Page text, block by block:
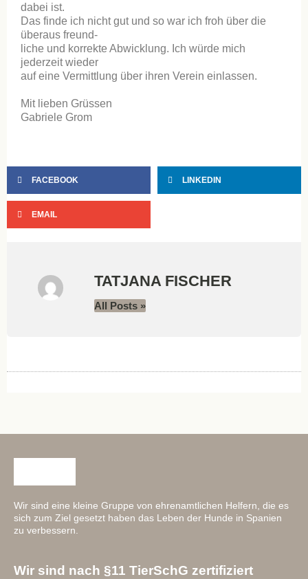
dabei ist.
Das finde ich nicht gut und so war ich froh über die
überaus freund-
liche und korrekte Abwicklung. Ich würde mich
jederzeit wieder
auf eine Vermittlung über ihren Verein einlassen.
Mit lieben Grüssen
Gabriele Grom
FACEBOOK LINKEDIN
EMAIL
TATJANA FISCHER
All Posts »
Wir sind eine kleine Gruppe von ehrenamtlichen Helfern, die es
sich zum Ziel gesetzt haben das Leben der Hunde in Spanien
zu verbessern.
Wir sind nach §11 TierSchG zertifiziert